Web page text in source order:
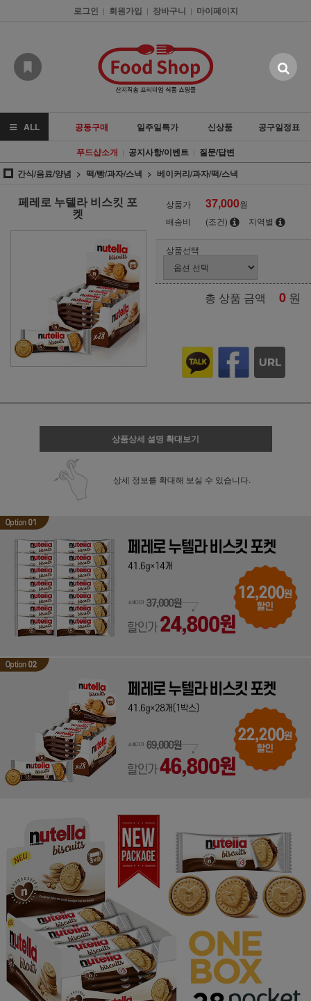
로그인 | 회원가입 | 장바구니 | 마이페이지
ALL 공동구매 일주일특가 신상품
공구일정표
푸드샵소개 | 공지사항/이벤트 | 질문/답변
간식/음료/양념
떡/빵/과자/스낵 베이커리/과자/떡/스낵
페레로 누텔라 비스킷 포
켓
상품가 37,000원
배송비
(조건) 지역별
상품선택
총 상품 금액 0 원
상품상세 설명 확대보기
상세 정보를 확대해 보실 수 있습니다.